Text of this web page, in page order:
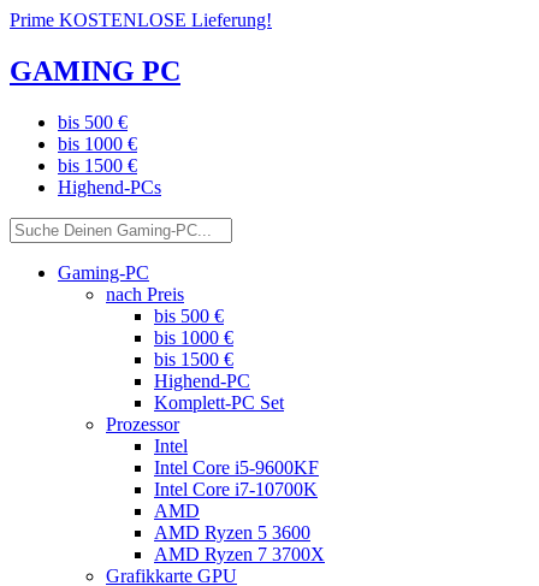
Prime KOSTENLOSE Lieferung!
GAMING PC
bis 500 €
bis 1000 €
bis 1500 €
Highend-PCs
Gaming-PC
nach Preis
bis 500 €
bis 1000 €
bis 1500 €
Highend-PC
Komplett-PC Set
Prozessor
Intel
Intel Core i5-9600KF
Intel Core i7-10700K
AMD
AMD Ryzen 5 3600
AMD Ryzen 7 3700X
Grafikkarte GPU